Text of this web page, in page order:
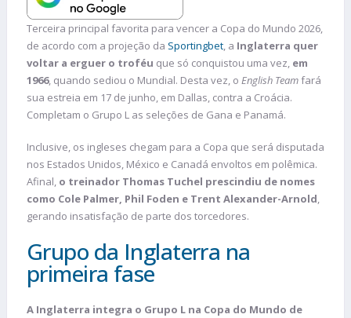
Terceira principal favorita para vencer a Copa do Mundo 2026,
de acordo com a projeção da Sportingbet, a Inglaterra quer
voltar a erguer o troféu que só conquistou uma vez, em
1966, quando sediou o Mundial. Desta vez, o English Teamfará
sua estreia em 17 de junho, em Dallas, contra a Croácia.
Completam o Grupo L as seleções de Gana e Panamá.
Inclusive, os ingleses chegam para a Copa que será disputada
nos Estados Unidos, México e Canadá envoltos em polêmica.
Afinal, o treinador Thomas Tuchel prescindiu de nomes
como Cole Palmer, Phil Foden e Trent Alexander-Arnold,
gerando insatisfação de parte dos torcedores.
Grupo da Inglaterra na
primeira fase
A Inglaterra integra o Grupo L na Copa do Mundo de